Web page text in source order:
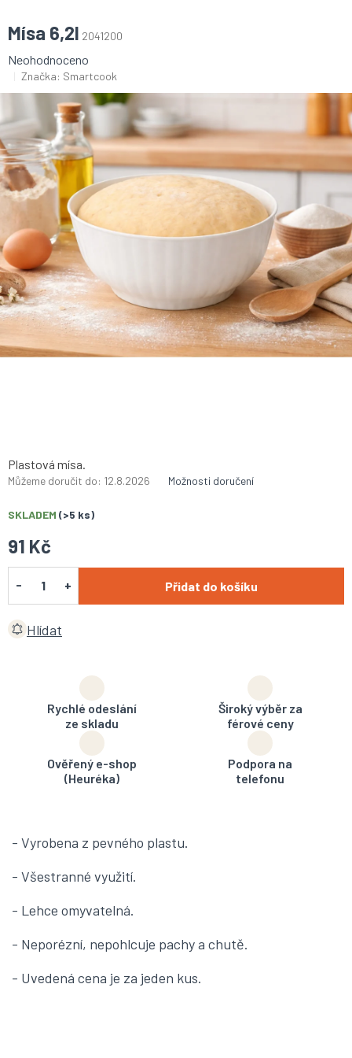
Mísa 6,2l 2041200
Průměrné
hodnocení
0,0
5
hvězdiček.
Neohodnoceno
Značka: Smartcook
91 Kč
SKLADEM (>5 ks)
Můžeme doručit do: 12.8.2026 Možnosti doručení
Přidat do košíku
Plastová mísa.
Hlídat
Rychlé odeslání
ze skladu
Široký výběr za
férové ceny
Ověřený e-shop
(Heuréka)
Podpora na
telefonu
- Vyrobena z pevného plastu.
- Všestranné využití.
- Lehce omyvatelná.
- Neporézní, nepohlcuje pachy a chutě.
- Uvedená cena je za jeden kus.